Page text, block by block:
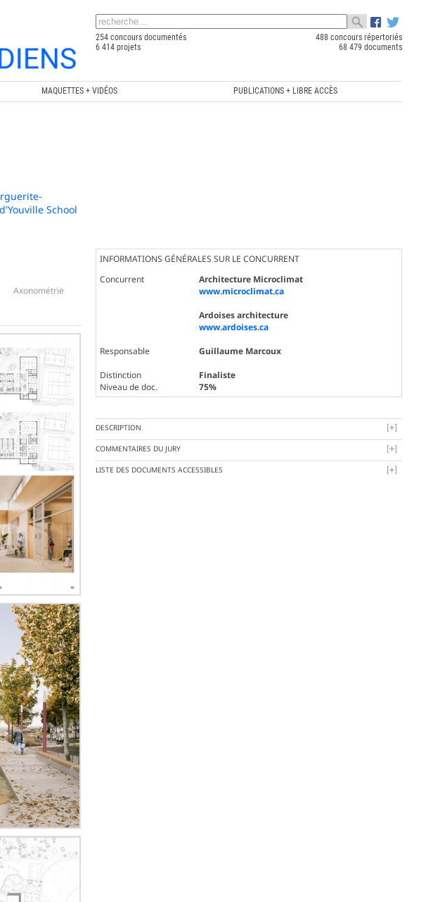
254 concours documentés
488 concours répertoriés
6 414 projets
68 479 documents
MAQUETTES + VIDÉOS PUBLICATIONS + LIBRE ACCÈS
School
Axonométrie
INFORMATIONS GÉNÉRALES SUR LE CONCURRENT
Concurrent
Architecture Microclimat
www.microclimat.ca
Ardoises architecture
www.ardoises.ca
Responsable
Guillaume Marcoux
Distinction
Finaliste
Niveau de doc.
75%
DESCRIPTION
COMMENTAIRES DU JURY
LISTE DES DOCUMENTS ACCESSIBLES